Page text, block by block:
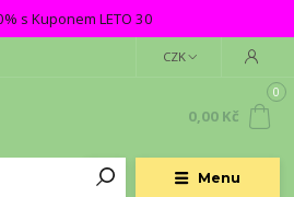
s Kuponem LETO 30
Menu
CZK
0
0,00 Kč